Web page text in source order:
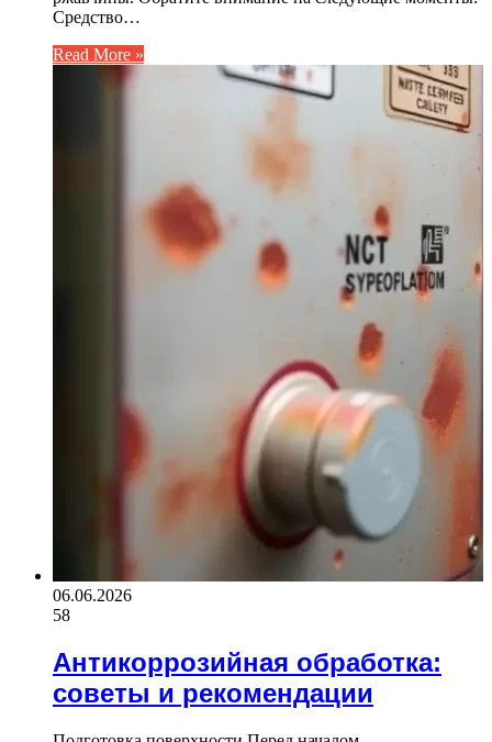
Средство…
Read More »
06.06.2026
58
Антикоррозийная обработка:
советы и рекомендации